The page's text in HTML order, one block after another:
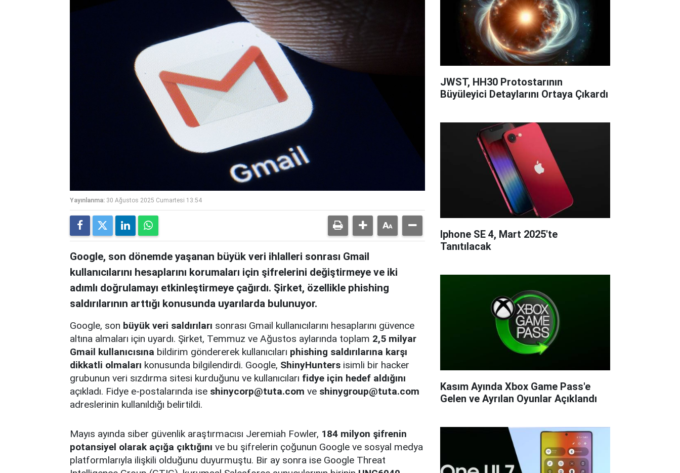
Yayınlanma: 30 Ağustos 2025 Cumartesi 13:54
Google, son dönemde yaşanan büyük veri ihlalleri sonrası Gmail
kullanıcılarını hesaplarını korumaları için şifrelerini değiştirmeye ve iki
adımlı doğrulamayı etkinleştirmeye çağırdı. Şirket, özellikle phishing
saldırılarının arttığı konusunda uyarılarda bulunuyor.
Google, son büyük veri saldırıları sonrası Gmail kullanıcılarını hesaplarını güvence
altına almaları için uyardı. Şirket, Temmuz ve Ağustos aylarında toplam 2,5 milyar
Gmail kullanıcısına bildirim göndererek kullanıcıları phishing saldırılarına karşı
dikkatli olmaları konusunda bilgilendirdi. Google, ShinyHunters isimli bir hacker
grubunun veri sızdırma sitesi kurduğunu ve kullanıcıları fidye için hedef aldığını
açıkladı. Fidye e-postalarında ise shinycorp@tuta.com ve shinygroup@tuta.com
adreslerinin kullanıldığı belirtildi.
Mayıs ayında siber güvenlik araştırmacısı Jeremiah Fowler, 184 milyon şifrenin
potansiyel olarak açığa çıktığını ve bu şifrelerin çoğunun Google ve sosyal medya
platformlarıyla ilişkili olduğunu duyurmuştu. Bir ay sonra ise Google Threat
JWST, HH30 Protostarının
Büyüleyici Detaylarını Ortaya Çıkardı
Iphone SE 4, Mart 2025'te
Tanıtılacak
Kasım Ayında Xbox Game Pass'e
Gelen ve Ayrılan Oyunlar Açıklandı